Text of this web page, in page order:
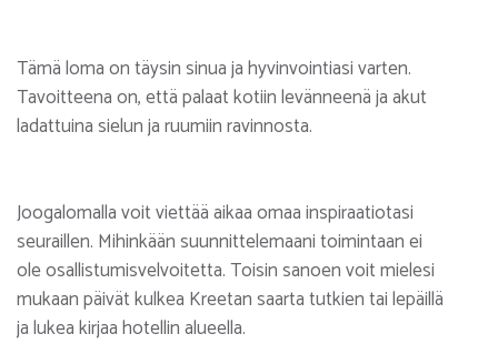
Tämä loma on täysin sinua ja hyvinvointiasi varten.
Tavoitteena on, että palaat kotiin levänneenä ja akut
ladattuina sielun ja ruumiin ravinnosta.
Joogalomalla voit viettää aikaa omaa inspiraatiotasi
seuraillen. Mihinkään suunnittelemaani toimintaan ei
ole osallistumisvelvoitetta. Toisin sanoen voit mielesi
mukaan päivät kulkea Kreetan saarta tutkien tai lepäillä
ja lukea kirjaa hotellin alueella.